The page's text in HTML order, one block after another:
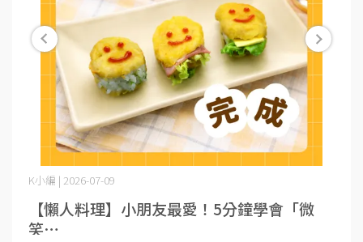
K小編 | 2026-07-09
【懶人料理】小朋友最愛！5分鐘學會「微
笑⋯